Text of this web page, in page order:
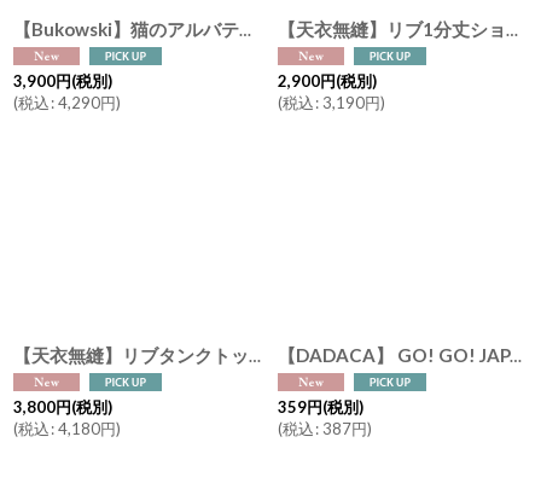
【Bukowski】猫のアルバティーナ＆アーニャ Albertina & Anya 18cm バレリーナ チュチュ スウェーデンのぬいぐるみ ソフトトイ ブコウスキー 誕生日
3,900円(税別)
(税込:4,290円)
【天衣無縫】リブ1分丈ショーツ スーピマコットン オーガニックコットン 日本製 ボタニカルダイ ネイビー チャコール
2,900円(税別)
(税込: 3,190円)
【天衣無縫】リブタンクトップ スーピマコットン オーガニックコットン 日本製 ボタニカルダイ ネイビー チャコール
3,800円(税別)
(税込:4,180円)
【DADACA】 GO! GO! JAPAN !! ゼリー （夕張メロン 白桃 りんご） 日本画家の伊藤清子デザイン Made in Japan 猫好きさんへ！
359円(税別)
(税込: 387円)